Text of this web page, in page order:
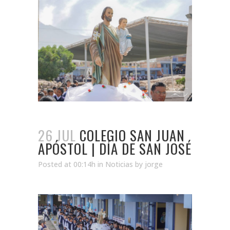
26 JUL COLEGIO SAN JUAN
APÓSTOL | DÍA DE SAN JOSÉ
Posted at 00:14h in Noticias by jorge